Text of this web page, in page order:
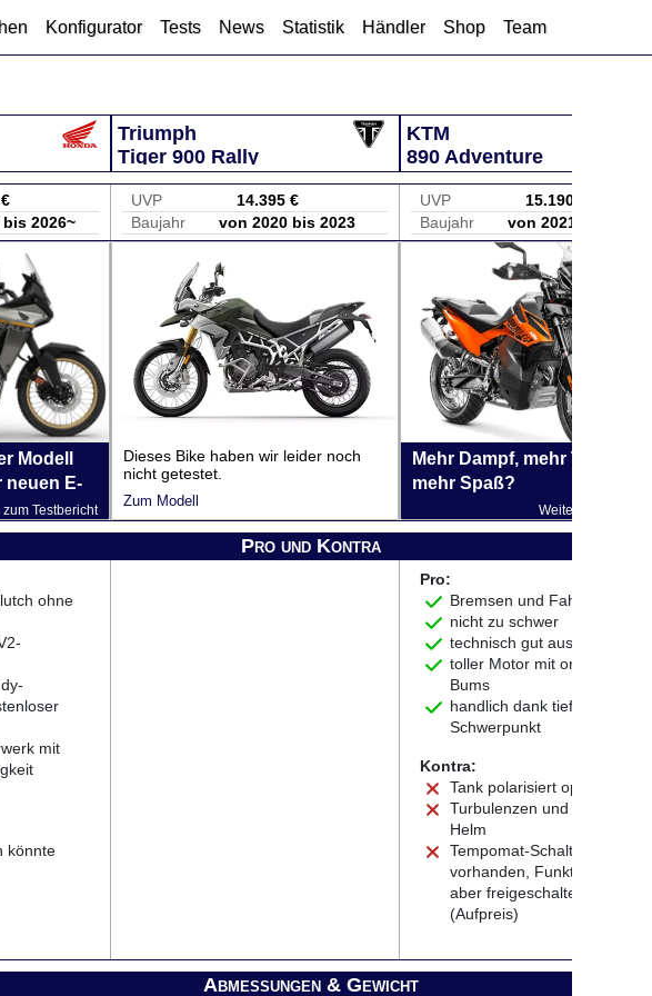
Konfigurator Tests News Statistik Händler Shop Team
Triumph
Tiger 900 Rally
KTM
890 Adventure
2026~
UVP
14.395 €
Baujahr
von 2020 bis 2023
UVP
15.190 €
Baujahr
von 2021 bis 2025
Modell
neuen E-
zum Testbericht
Dieses Bike haben wir leider noch
nicht getestet.
Zum Modell
Mehr Dampf, mehr Technik,
mehr Spaß?
Weiter zum
Pro und Kontra
ohne
mit
könnte
Pro:
Bremsen und Fahrwerk
nicht zu schwer
technisch gut ausgestattet
toller Motor mit ordentlich
Bums
handlich dank tiefem
Schwerpunkt
Kontra:
Tank polarisiert optisch
Turbulenzen und Lärm am
Helm
Tempomat-Schalter zwar
vorhanden, Funktion muss
aber freigeschaltet werden
(Aufpreis)
Abmessungen & Gewicht